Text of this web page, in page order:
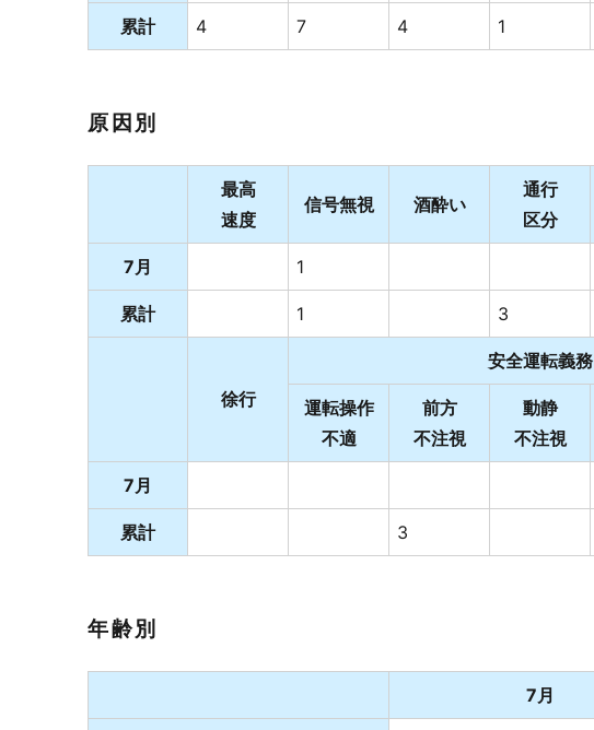
累計 4 7 4 1
原因別
最高
速度
信号無視 酒酔い
通行
区分
7月 1
累計 1 3
徐行
安全運転義務
運転操作
不適
前方
不注視
動静
不注視
7月
累計 3
年齢別
7月